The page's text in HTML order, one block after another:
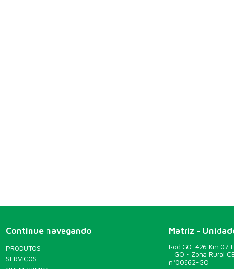
Continue navegando
PRODUTOS
SERVIÇOS
Matriz -
Rod.GO-426 Km 07
– GO - Zona Rural
nº00962-GO